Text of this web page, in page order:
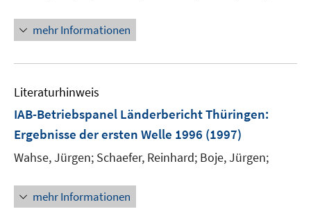
mehr Informationen
Literaturhinweis
IAB-Betriebspanel Länderbericht Thüringen:
Ergebnisse der ersten Welle 1996 (1997)
Wahse, Jürgen; Schaefer, Reinhard; Boje, Jürgen;
mehr Informationen